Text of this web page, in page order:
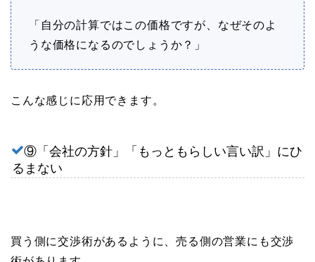
「自分の計算ではこの価格ですが、なぜそのよ
うな価格になるのでしょうか？」
こんな感じに応用できます。
⑨「会社の方針」「もっともらしい言い訳」にひ
るまない
買う側に交渉術があるように、売る側の営業にも交渉